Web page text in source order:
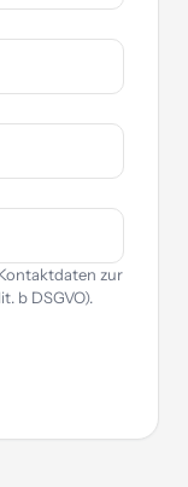
zur
b DSGVO).